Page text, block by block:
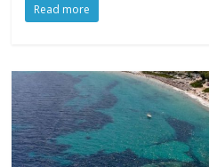
Read more